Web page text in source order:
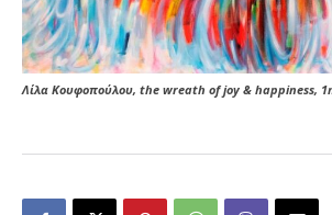
Λίλα Κουφοπούλου, the wreath of joy & happiness,